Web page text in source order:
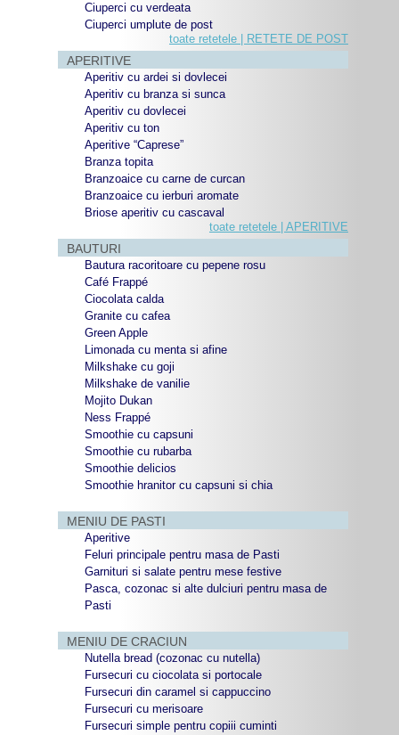
Ciuperci cu verdeata
Ciuperci umplute de post
toate retetele | RETETE DE POST
APERITIVE
Aperitiv cu ardei si dovlecei
Aperitiv cu branza si sunca
Aperitiv cu dovlecei
Aperitiv cu ton
Aperitive “Caprese”
Branza topita
Branzoaice cu carne de curcan
Branzoaice cu ierburi aromate
Briose aperitiv cu cascaval
toate retetele | APERITIVE
BAUTURI
Bautura racoritoare cu pepene rosu
Café Frappé
Ciocolata calda
Granite cu cafea
Green Apple
Limonada cu menta si afine
Milkshake cu goji
Milkshake de vanilie
Mojito Dukan
Ness Frappé
Smoothie cu capsuni
Smoothie cu rubarba
Smoothie delicios
Smoothie hranitor cu capsuni si chia
MENIU DE PASTI
Aperitive
Feluri principale pentru masa de Pasti
Garnituri si salate pentru mese festive
Pasca, cozonac si alte dulciuri pentru masa de
Pasti
MENIU DE CRACIUN
Nutella bread (cozonac cu nutella)
Fursecuri cu ciocolata si portocale
Fursecuri din caramel si cappuccino
Fursecuri cu merisoare
Fursecuri simple pentru copiii cuminti